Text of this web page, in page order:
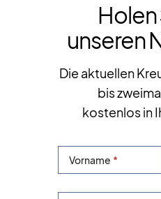
Holen
unseren
Die aktuellen
bis
kostenlos in
Vorname